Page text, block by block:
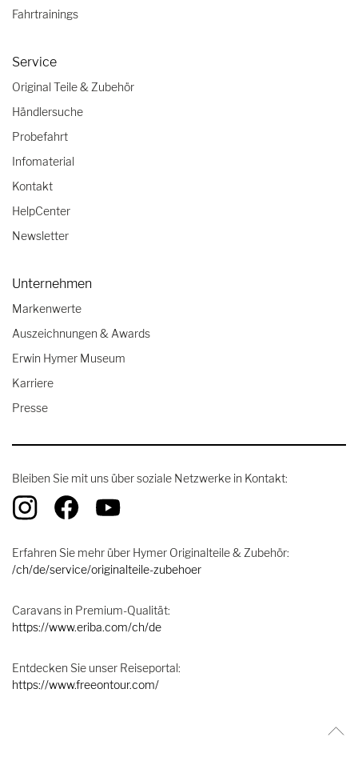
Fahrtrainings
Service
Original Teile & Zubehör
Händlersuche
Probefahrt
Infomaterial
Kontakt
HelpCenter
Newsletter
Unternehmen
Markenwerte
Auszeichnungen & Awards
Erwin Hymer Museum
Karriere
Presse
Bleiben Sie mit uns über soziale Netzwerke in Kontakt:
Erfahren Sie mehr über Hymer Originalteile & Zubehör:
/ch/de/service/originalteile-zubehoer
Caravans in Premium-Qualität:
https://www.eriba.com/ch/de
Entdecken Sie unser Reiseportal:
https://www.freeontour.com/